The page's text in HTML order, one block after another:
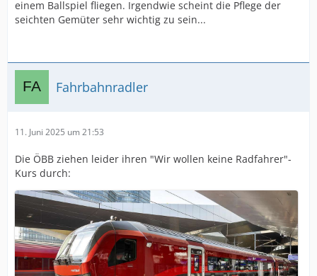
einem Ballspiel fliegen. Irgendwie scheint die Pflege der
seichten Gemüter sehr wichtig zu sein...
Fahrbahnradler
11. Juni 2025 um 21:53
Die ÖBB ziehen leider ihren "Wir wollen keine Radfahrer"-
Kurs durch: